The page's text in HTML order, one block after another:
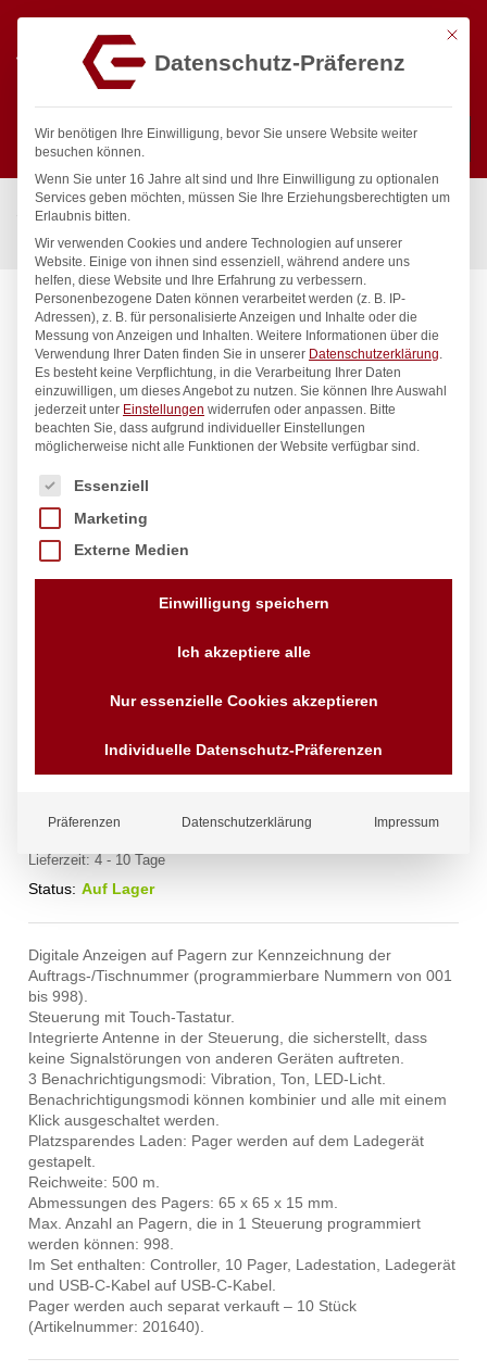
Suchen
Start / Gastronomiebedarf & Gastro Geräte für Profis
Küchenartikel
Pager-System, HENDI, 210x130x(H)40mm
Pager-System, HENDI,
Hendi
282,75€ exkl. MwSt.
Lieferzeit:4 - 10 Tage
Status: Auf Lager
Digitale Anzeigen auf Pagern zur Kennzeichnung der
Auftrags-/Tischnummer (programmierbare Nummern von 001
bis 998).
Steuerung mit Touch-Tastatur.
Integrierte Antenne in der Steuerung, die sicherstellt, dass
keine Signalstörungen von anderen Geräten auftreten.
3 Benachrichtigungsmodi: Vibration, Ton, LED-Licht.
Benachrichtigungsmodi können kombinier und alle mit einem
Klick ausgeschaltet werden.
Platzsparendes Laden: Pager werden auf dem Ladegerät
gestapelt.
Reichweite: 500 m.
Abmessungen des Pagers: 65 x 65 x 15 mm.
Max. Anzahl an Pagern, die in 1 Steuerung programmiert
werden können: 998.
Im Set enthalten: Controller, 10 Pager, Ladestation, Ladegerät
und USB-C-Kabel auf USB-C-Kabel.
Pager werden auch separat verkauft – 10 Stück
(Artikelnummer: 201640).
Mit
Datenschutz-Präferenz
Wir benötigen Ihre Einwilligung, bevor Sie unsere Website weiter
besuchen können.
Wenn Sie unter 16 Jahre alt sind und Ihre Einwilligung zu optionalen
Services geben möchten, müssen Sie Ihre Erziehungsberechtigten um
Erlaubnis bitten.
Wir verwenden Cookies und andere Technologien auf unserer
Website. Einige von ihnen sind essenziell, während andere uns
helfen, diese Website und Ihre Erfahrung zu verbessern.
Personenbezogene Daten können verarbeitet werden (z. B. IP-
Adressen), z. B. für personalisierte Anzeigen und Inhalte oder die
Messung von Anzeigen und Inhalten. Weitere Informationen über die
Verwendung Ihrer Daten finden Sie in unserer Datenschutzerklärung.
Es besteht keine Verpflichtung, in die Verarbeitung Ihrer Daten
einzuwilligen, um dieses Angebot zu nutzen. Sie können Ihre Auswahl
jederzeit unter Einstellungen widerrufen oder anpassen. Bitte
beachten Sie, dass aufgrund individueller Einstellungen
möglicherweise nicht alle Funktionen der Website verfügbar sind.
Es folgt eine Liste der Service-Gruppen, für die eine
Essenziell
Marketing
Externe Medien
Einwilligung speichern
Ich akzeptiere alle
Nur essenzielle Cookies akzeptieren
Individuelle Datenschutz-Präferenzen
Präferenzen Datenschutzerklärung Impressum